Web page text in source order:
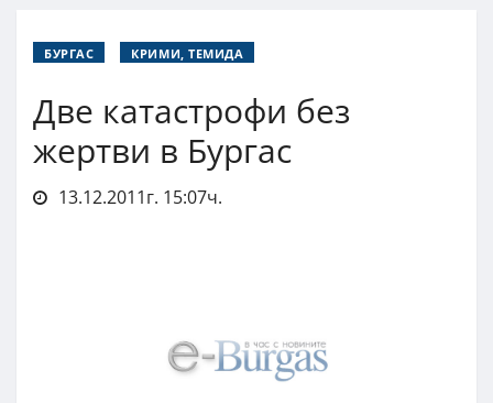
БУРГАС КРИМИ, ТЕМИДА
Две катастрофи без
жертви в Бургас
13.12.2011г. 15:07ч.